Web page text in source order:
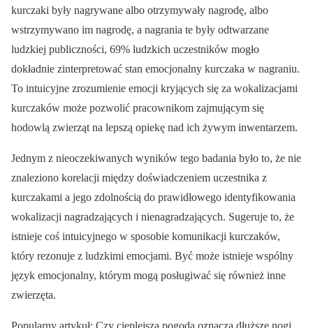
kurczaki były nagrywane albo otrzymywały nagrodę, albo
wstrzymywano im nagrodę, a nagrania te były odtwarzane
ludzkiej publiczności, 69% ludzkich uczestników mogło
dokładnie zinterpretować stan emocjonalny kurczaka w nagraniu.
To intuicyjne zrozumienie emocji kryjących się za wokalizacjami
kurczaków może pozwolić pracownikom zajmującym się
hodowlą zwierząt na lepszą opiekę nad ich żywym inwentarzem.
Jednym z nieoczekiwanych wyników tego badania było to, że nie
znaleziono korelacji między doświadczeniem uczestnika z
kurczakami a jego zdolnością do prawidłowego identyfikowania
wokalizacji nagradzających i nienagradzających. Sugeruje to, że
istnieje coś intuicyjnego w sposobie komunikacji kurczaków,
który rezonuje z ludzkimi emocjami. Być może istnieje wspólny
język emocjonalny, którym mogą posługiwać się również inne
zwierzęta.
Popularny artykuł: Czy cieplejsza pogoda oznacza dłuższe nogi